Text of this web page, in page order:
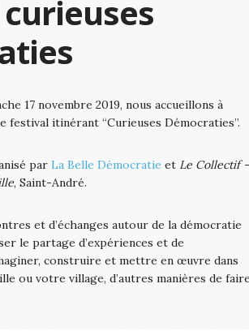
17 novembre 2019, nous accueillons à
itinérant “Curieuses Démocraties”.
par La Belle Démocratie et Le Collectif –
, Saint-André.
et d’échanges autour de la démocratie
le partage d’expériences et de
construire et mettre en œuvre dans
ou votre village, d’autres manières de